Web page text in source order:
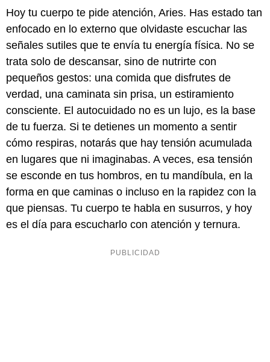
Hoy tu cuerpo te pide atención, Aries. Has estado tan
enfocado en lo externo que olvidaste escuchar las
señales sutiles que te envía tu energía física. No se
trata solo de descansar, sino de nutrirte con
pequeños gestos: una comida que disfrutes de
verdad, una caminata sin prisa, un estiramiento
consciente. El autocuidado no es un lujo, es la base
de tu fuerza. Si te detienes un momento a sentir
cómo respiras, notarás que hay tensión acumulada
en lugares que ni imaginabas. A veces, esa tensión
se esconde en tus hombros, en tu mandíbula, en la
forma en que caminas o incluso en la rapidez con la
que piensas. Tu cuerpo te habla en susurros, y hoy
es el día para escucharlo con atención y ternura.